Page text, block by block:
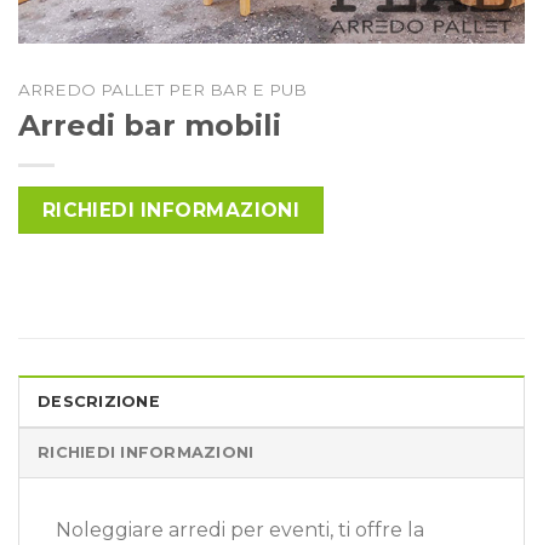
ARREDO PALLET PER BAR E PUB
Arredi bar mobili
RICHIEDI INFORMAZIONI
DESCRIZIONE
RICHIEDI INFORMAZIONI
Noleggiare arredi per eventi, ti offre la